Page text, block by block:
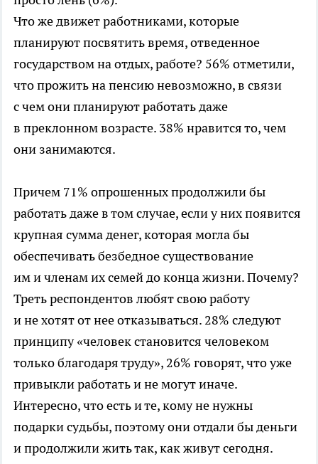
Что же движет работниками, которые
планируют посвятить время, отведенное
государством на отдых, работе? 56% отметили,
что прожить на пенсию невозможно, в связи
с чем они планируют работать даже
в преклонном возрасте. 38% нравится то, чем
они занимаются.
Причем 71% опрошенных продолжили бы
работать даже в том случае, если у них появится
крупная сумма денег, которая могла бы
обеспечивать безбедное существование
им и членам их семей до конца жизни. Почему?
Треть респондентов любят свою работу
и не хотят от нее отказываться. 28% следуют
принципу «человек становится человеком
только благодаря труду», 26% говорят, что уже
привыкли работать и не могут иначе.
Интересно, что есть и те, кому не нужны
подарки судьбы, поэтому они отдали бы деньги
и продолжили жить так, как живут сегодня.